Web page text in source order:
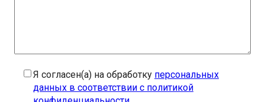
Я согласен(а) на обработку персональных
данных в соответствии с политикой